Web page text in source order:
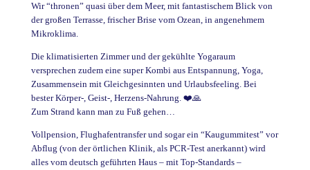
Wir “thronen” quasi über dem Meer, mit fantastischem Blick von
der großen Terrasse, frischer Brise vom Ozean, in angenehmem
Mikroklima.
Die klimatisierten Zimmer und der gekühlte Yogaraum
versprechen zudem eine super Kombi aus Entspannung, Yoga,
Zusammensein mit Gleichgesinnten und Urlaubsfeeling. Bei
bester Körper-, Geist-, Herzens-Nahrung. ❤️🙏
Zum Strand kann man zu Fuß gehen…
Vollpension, Flughafentransfer und sogar ein “Kaugummitest” vor
Abflug (von der örtlichen Klinik, als PCR-Test anerkannt) wird
alles vom deutsch geführten Haus – mit Top-Standards –